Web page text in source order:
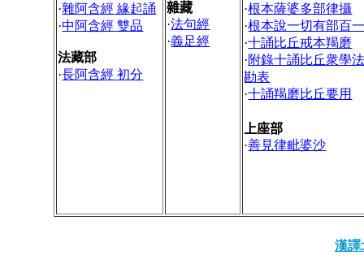
·雜阿含經 緣起誦
·中阿含經 雙品
法藏部
·長阿含經 初分
雜藏
·法句經
·義足經
·根本薩婆多部律攝
·根本說一切有部百
·十誦比丘戒本羯磨
·附錄十誦比丘衆學
勘表
·十誦羯磨比丘要用
上座部
·善見律毗婆沙
漢譯